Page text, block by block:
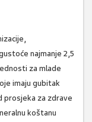
najmanje 2,5
za mlade
imaju gubitak
prosjeka za zdrave
koštanu